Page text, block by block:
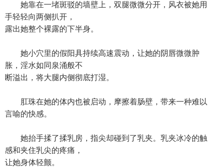
她靠在一堵斑驳的墙壁上，双腿微微分开，风衣被她用
手轻轻向两侧扒开，
露出她整个裸露的下半身。
她小穴里的假阳具持续高速震动，让她的阴唇微微肿
胀，淫水如同泉涌般不
断溢出，将大腿内侧彻底打湿。
肛珠在她的体内也被启动，摩擦着肠壁，带来一种难以
言喻的快感。
她抬手揉了揉乳房，指尖却碰到了乳夹。乳夹冰冷的触
感和夹住乳尖的疼痛，
让她身体轻颤。